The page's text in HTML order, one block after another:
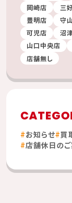
岡崎店
三
豊明店
守
可児店
沼
山口中央店
店舗無し
お知らせ 買
店舗休日の